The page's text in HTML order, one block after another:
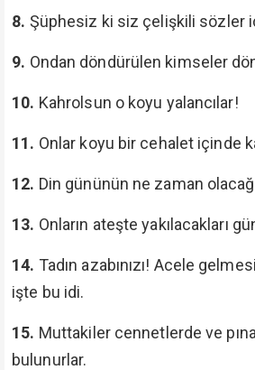
8. Şüphesiz ki siz çelişkili sözler
9. Ondan döndürülen kimseler
10. Kahrolsun o koyu yalancılar!
11. Onlar koyu bir cehalet içinde
12. Din gününün ne zaman
13. Onların ateşte yakılacakları
14. Tadın azabınızı! Acele
işte bu idi.
15. Muttakiler cennetlerde ve
bulunurlar.